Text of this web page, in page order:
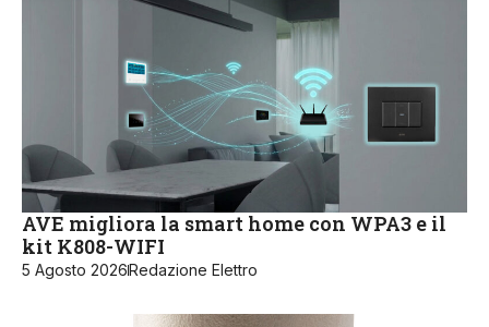
AVE migliora la smart home con WPA3 e il
kit K808-WIFI
5 Agosto 2026Redazione Elettro